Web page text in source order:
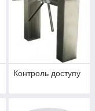
Контроль доступу